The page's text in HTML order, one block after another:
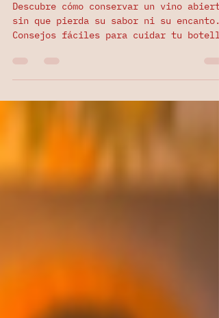
el intento
Descubre cómo conservar un vino abierto
Consejos fáciles para cuidar tu botella
y alargar su vida.